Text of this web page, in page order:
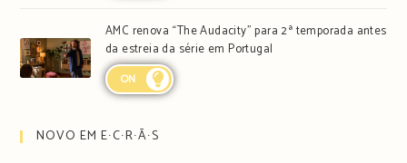
AMC renova “The Audacity” para 2ª temporada antes
da estreia da série em Portugal
ON
NOVO EM E∙C∙R∙Ã∙S